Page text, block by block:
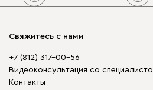
Свяжитесь с нами
+7 (812) 317-00-56
Видеоконсультация со
Контакты